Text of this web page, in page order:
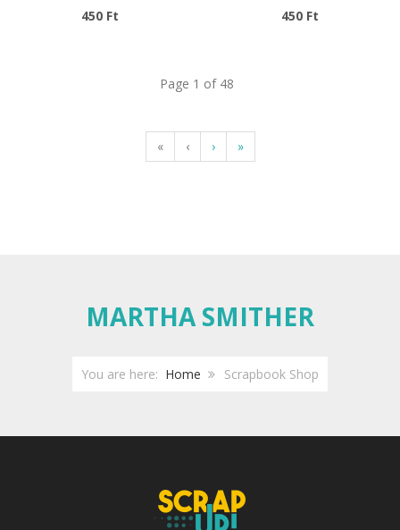
450 Ft
450 Ft
Page 1 of 48
« ‹ › »
MARTHA SMITHER
You are here: Home Scrapbook Shop